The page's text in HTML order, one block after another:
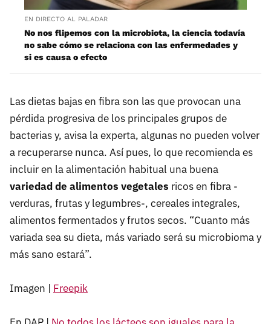
EN DIRECTO AL PALADAR
No nos flipemos con la microbiota, la ciencia todavía
no sabe cómo se relaciona con las enfermedades y
si es causa o efecto
Las dietas bajas en fibra son las que provocan una
pérdida progresiva de los principales grupos de
bacterias y, avisa la experta, algunas no pueden volver
a recuperarse nunca. Así pues, lo que recomienda es
incluir en la alimentación habitual una buena
variedad de alimentos vegetales ricos en fibra -
verduras, frutas y legumbres-, cereales integrales,
alimentos fermentados y frutos secos. “Cuanto más
variada sea su dieta, más variado será su microbioma y
más sano estará”.
Imagen | Freepik